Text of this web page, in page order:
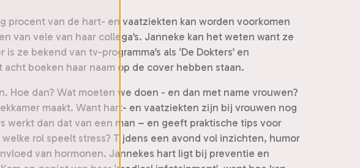
van de hart- en vaatziekten kan worden voorkomen
vele van haar collega’s. Janneke kan het weten want ze
bekend van tv-programma’s als ‘De Dokters’ en
acht boeken haar naam op de cover hebben staan.
dan? Wat moeten we doen - en dan met name vrouwen?
maakt. Want hart- en vaatziekten zijn bij vrouwen nog
dan dat van een man – en geeft praktische tips voor
rol speelt stress? Tijdens een avond vol inzichten, humor
van hormonen. Jannekes hart ligt bij preventie en